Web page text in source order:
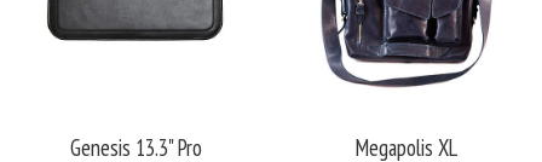
Genesis 13.3" Pro Megapolis XL